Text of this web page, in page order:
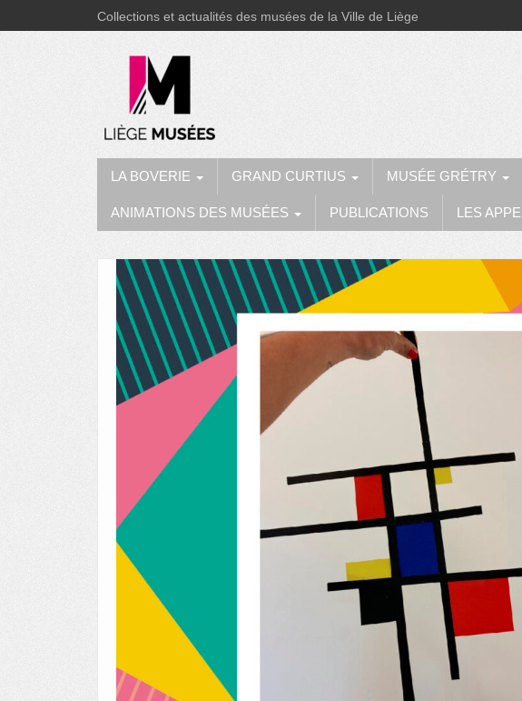
Collections et actualités des musées de la Ville de Liège
LA BOVERIE GRAND CURTIUS MUSÉE GRÉTRY
ANIMATIONS DES MUSÉES PUBLICATIONS LES